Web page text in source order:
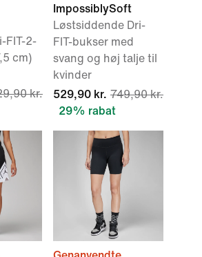
FIT-2-
cm)
kr.
ImpossiblySoft
Løstsiddende Dri-
FIT-bukser med
svang og høj talje til
kvinder
529,90 kr. 749,90 kr.
29% rabat